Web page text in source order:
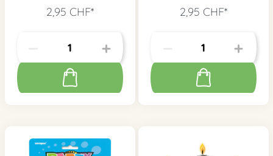
pcs.
2,95 CHF* 2,95 CHF*